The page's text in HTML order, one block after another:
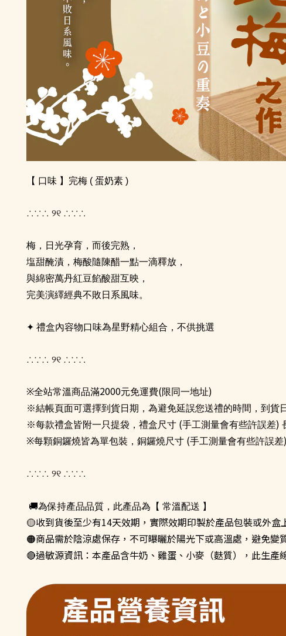
【 口味 】 完梅 ( 蛋奶素 )
∴∵∴ ୨୧ ∴∵∴
梅，日光孕育，而後完熟，
塩甜醃漬，梅酸隨陳醋一點一滴釋放，
與綿密萬丹紅豆餡酸甜互映，
完美演繹經典不敗日系風味。
✦ 禮盒內容物口味為星野精心組合，不供挑選
∴∵∴ ୨୧ ∴∵∴
※全站常溫商品滿2000元免運費(限同一地址)
※結帳頁面可選擇到貨日期，為避免延誤您送禮的時間，到貨
※每款禮盒皆附一只提袋，禮盒尺寸 (手工測量會有些許誤差)
※每顆銅鑼燒皆為單包裝，銅鑼燒尺寸 (手工測量會有些許誤差)
∴∵∴ ୨୧ ∴∵∴
🚚為保持產品品質，此產品為【 常溫配送 】
🟡收到貨後至少有14天效期，實際效期印製於產品包裝或外盒
🟠商品需於陰涼處保存，不可曝曬於陽光下或高溫處，避免變質
🔴過敏源資訊：本產品含牛奶、雞蛋、小麥（麩質），此生